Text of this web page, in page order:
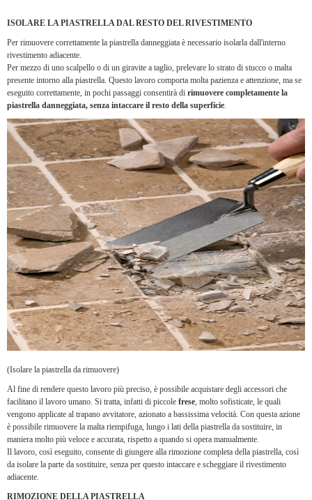
ISOLARE LA PIASTRELLA DAL RESTO DEL RIVESTIMENTO
Per rimuovere correttamente la piastrella danneggiata è necessario isolarla dall'interno
rivestimento adiacente.
Per mezzo di uno scalpello o di un giravite a taglio, prelevare lo strato di stucco o malta
presente intorno alla piastrella. Questo lavoro comporta molta pazienza e attenzione, ma se
eseguito correttamente, in pochi passaggi consentirà di rimuovere completamente la
piastrella danneggiata, senza intaccare il resto della superficie.
(Isolare la piastrella da rimuovere)
Al fine di rendere questo lavoro più preciso, è possibile acquistare degli accessori che
facilitano il lavoro umano. Si tratta, infatti di piccole frese, molto sofisticate, le quali
vengono applicate al trapano avvitatore, azionato a bassissima velocità. Con questa azione
è possibile rimuovere la malta riempifuga, lungo i lati della piastrella da sostituire, in
maniera molto più veloce e accurata, rispetto a quando si opera manualmente.
Il lavoro, così eseguito, consente di giungere alla rimozione completa della piastrella, così
da isolare la parte da sostituire, senza per questo intaccare e scheggiare il rivestimento
adiacente.
RIMOZIONE DELLA PIASTRELLA